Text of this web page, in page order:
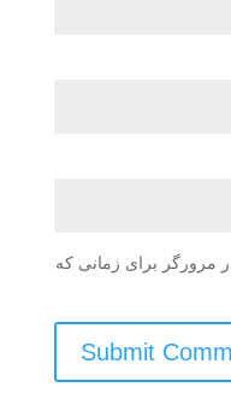
مرورگر برای زمانی که